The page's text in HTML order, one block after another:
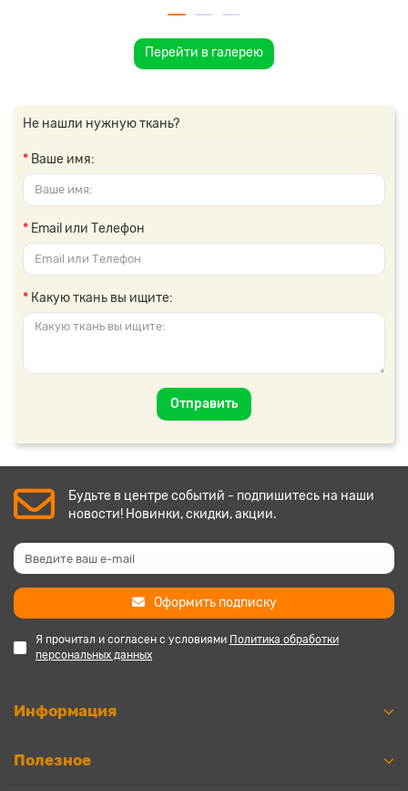
Перейти в галерею
Не нашли нужную ткань?
Ваше имя:
Email или Телефон
Какую ткань вы ищите:
Отправить
Будьте в центре событий - подпишитесь на наши
новости! Новинки, скидки, акции.
Оформить подписку
Я прочитал и согласен с условиями Политика обработки
персональных данных
Информация
Полезное